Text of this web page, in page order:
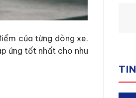
của từng dòng xe.
ứng tốt nhất cho nhu